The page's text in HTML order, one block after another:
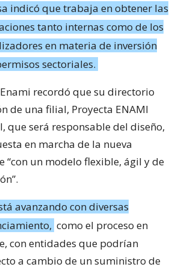
indicó que trabaja en obtener las
tanto internas como de los
en materia de inversión
sectoriales.
recordó que su directorio
de una filial, Proyecta ENAMI
que será responsable del diseño,
en marcha de la nueva
“con un modelo flexible, ágil y de
avanzando con diversas
como el proceso en
con entidades que podrían
a cambio de un suministro de